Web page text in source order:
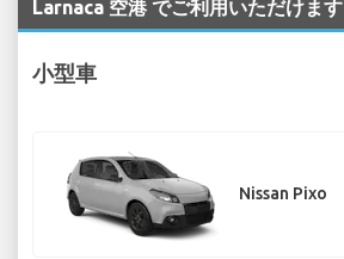
Larnaca 空港 でご利用いただけます
小型車
Nissan Pixo